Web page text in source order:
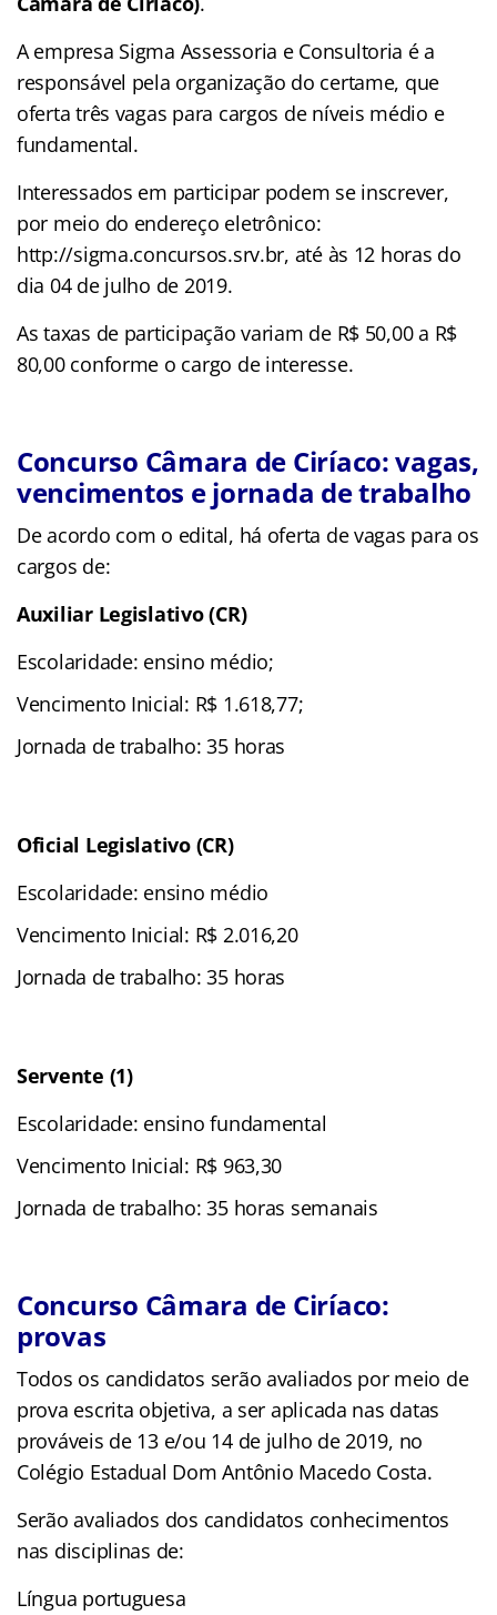
A empresa Sigma Assessoria e Consultoria é a
responsável pela organização do certame, que
oferta três vagas para cargos de níveis médio e
fundamental.
Interessados em participar podem se inscrever,
por meio do endereço eletrônico:
http://sigma.concursos.srv.br, até às 12 horas do
dia 04 de julho de 2019.
As taxas de participação variam de R$ 50,00 a R$
80,00 conforme o cargo de interesse.
Concurso Câmara de Ciríaco: vagas,
vencimentos e jornada de trabalho
De acordo com o edital, há oferta de vagas para os
cargos de:
Auxiliar Legislativo (CR)
Escolaridade: ensino médio;
Vencimento Inicial: R$ 1.618,77;
Jornada de trabalho: 35 horas
Oficial Legislativo (CR)
Escolaridade: ensino médio
Vencimento Inicial: R$ 2.016,20
Jornada de trabalho: 35 horas
Servente (1)
Escolaridade: ensino fundamental
Vencimento Inicial: R$ 963,30
Jornada de trabalho: 35 horas semanais
Concurso Câmara de Ciríaco:
provas
Todos os candidatos serão avaliados por meio de
prova escrita objetiva, a ser aplicada nas datas
prováveis de 13 e/ou 14 de julho de 2019, no
Colégio Estadual Dom Antônio Macedo Costa.
Serão avaliados dos candidatos conhecimentos
nas disciplinas de:
Língua portuguesa